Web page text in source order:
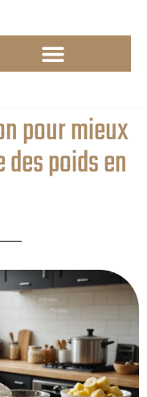
pour mieux
poids en